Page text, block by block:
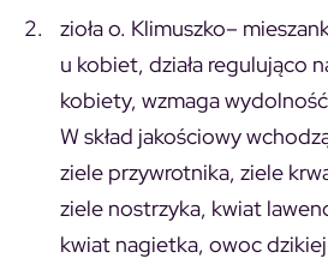
zioła o. Klimuszko–
u kobiet, działa regulująco
kobiety, wzmaga
W skład jakościowy
ziele przywrotnika, ziele
ziele nostrzyka, kwiat
kwiat nagietka, owoc dzikiej